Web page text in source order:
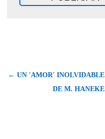
← UN 'AMOR' INOLVIDABLE
DE M. HANEKE